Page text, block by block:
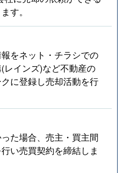
す。
をネット・チラシでの
レインズ)など不動産の
に登録し売却活動を行
た場合、売主・買主間
い売買契約を締結しま